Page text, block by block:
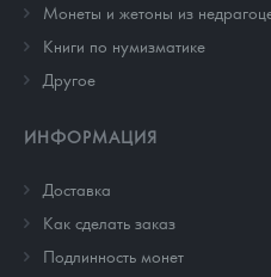
Монеты и жетоны из
Книги по нумизматике
Другое
ИНФОРМАЦИЯ
Доставка
Как сделать заказ
Подлинность монет